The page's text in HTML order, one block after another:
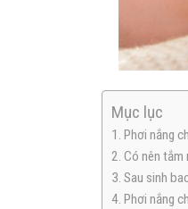
Mục lục
1. Phơi nắng
2. Có nên tắm
3. Sau sinh
4. Phơi nắng